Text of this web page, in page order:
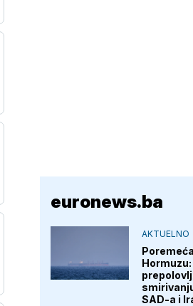
euronews.ba
AKTUELNO
SAD-a i